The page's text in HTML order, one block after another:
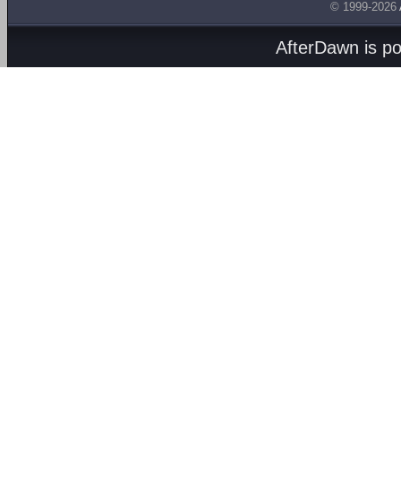
© 1999-2026
AfterDawn is